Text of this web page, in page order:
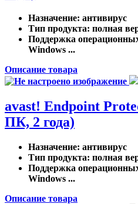
Назначение: антивирус
Тип продукта: полная
Поддержка
Windows ...
Описание товара
avast! Endpoint
ПК, 2 года)
Назначение: антивирус
Тип продукта: полная
Поддержка
Windows ...
Описание товара